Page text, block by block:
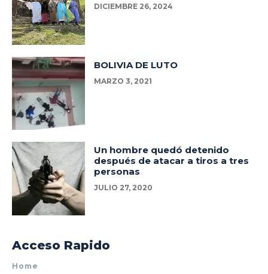
DICIEMBRE 26, 2024
BOLIVIA DE LUTO
MARZO 3, 2021
Un hombre quedó detenido
después de atacar a tiros a tres
personas
JULIO 27, 2020
Acceso Rapido
Home